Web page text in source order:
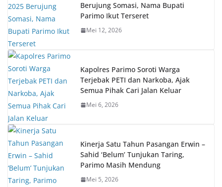
Berujung Somasi, Nama Bupati
Parimo Ikut Terseret
Mei 12, 2026
Kapolres Parimo Soroti Warga
Terjebak PETI dan Narkoba, Ajak
Semua Pihak Cari Jalan Keluar
Mei 6, 2026
Kinerja Satu Tahun Pasangan Erwin –
Sahid ‘Belum’ Tunjukan Taring,
Parimo Masih Mendung
Mei 5, 2026